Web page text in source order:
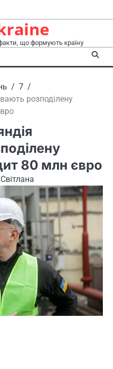
що формують країну
7
розподілену
80 млн євро